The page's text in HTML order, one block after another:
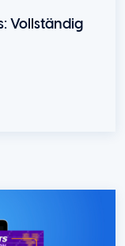
Vollständig